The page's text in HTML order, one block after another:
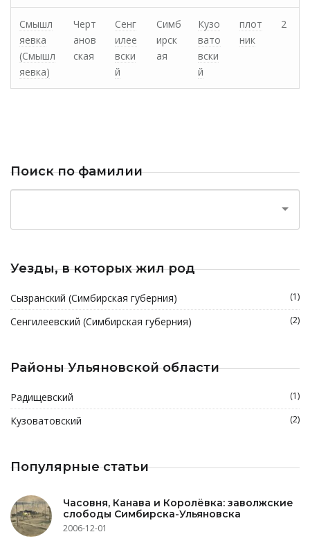
Смышл
яевка
(Смышл
яевка)
Черт
анов
ская
Сенг
илее
вски
й
Симб
ирск
ая
Кузо
вато
вски
й
плот
ник
2
Поиск по фамилии
Уезды, в которых жил род
Сызранский (Симбирская губерния) (1)
Сенгилеевский (Симбирская губерния) (2)
Районы Ульяновской области
Радищевский (1)
Кузоватовский (2)
Популярные статьи
Часовня, Канава и Королёвка: заволжские
слободы Симбирска-Ульяновска
2006-12-01